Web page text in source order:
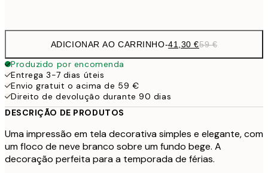
ADICIONAR AO CARRINHO-41,30 €59 €
Produzido por encomenda
Entrega 3-7 dias úteis
Envio gratuit o acima de 59 €
Direito de devolução durante 90 dias
DESCRIÇÃO DE PRODUTOS
Uma impressão em tela decorativa simples e elegante, com
um floco de neve branco sobre um fundo bege. A
decoração perfeita para a temporada de férias.